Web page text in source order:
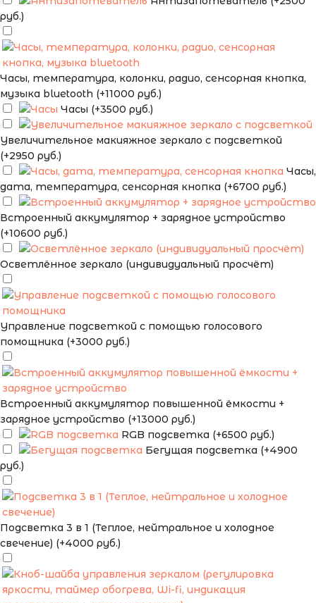
руб.)
Часы, температура, колонки, радио, сенсорная кнопка,
музыка bluetooth (+11000 руб.)
Часы (+3500 руб.)
Увеличительное макияжное зеркало с подсветкой
(+2950 руб.)
Часы,
дата, температура, сенсорная кнопка (+6700 руб.)
Встроенный аккумулятор + зарядное устройство
(+10600 руб.)
Осветлённое зеркало (индивидуальный просчёт)
Управление подсветкой с помощью голосового
помощника (+3000 руб.)
Встроенный аккумулятор повышенной ёмкости +
зарядное устройство (+13000 руб.)
RGB подсветка (+6500 руб.)
Бегущая подсветка (+4900
руб.)
Подсветка 3 в 1 (Теплое, нейтральное и холодное
свечение) (+4000 руб.)